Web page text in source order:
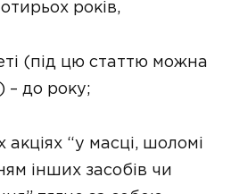
років,
(під цю статтю можна
– до року;
акціях “у масці, шоломі
інших засобів чи